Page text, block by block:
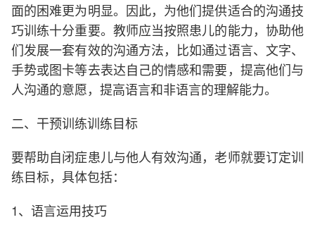
面的困难更为明显。因此，为他们提供适合的沟通技
巧训练十分重要。教师应当按照患儿的能力，协助他
们发展一套有效的沟通方法，比如通过语言、文字、
手势或图卡等去表达自己的情感和需要，提高他们与
人沟通的意愿，提高语言和非语言的理解能力。
二、干预训练训练目标
要帮助自闭症患儿与他人有效沟通，老师就要订定训
练目标，具体包括：
1、语言运用技巧